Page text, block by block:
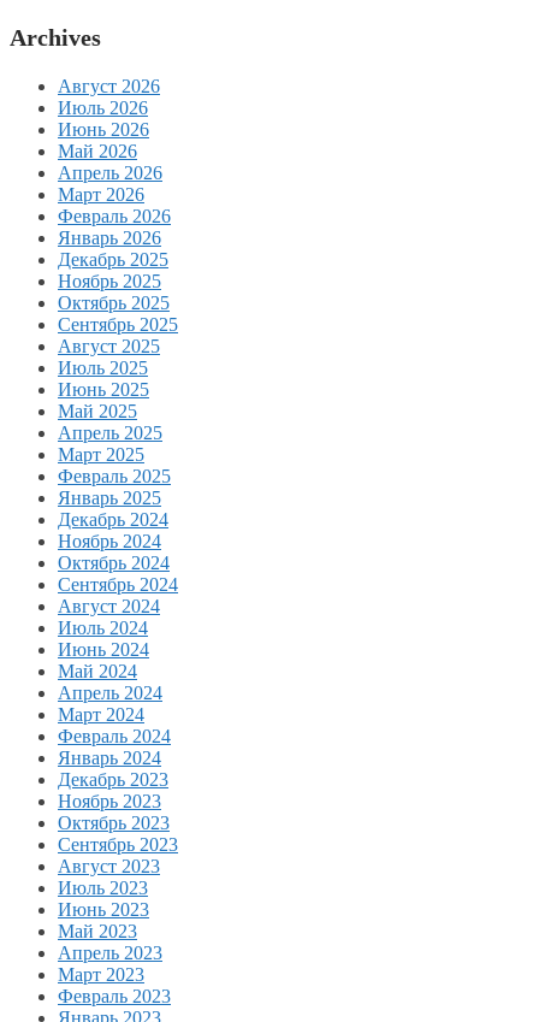
Archives
Август 2026
Июль 2026
Июнь 2026
Май 2026
Апрель 2026
Март 2026
Февраль 2026
Январь 2026
Декабрь 2025
Ноябрь 2025
Октябрь 2025
Сентябрь 2025
Август 2025
Июль 2025
Июнь 2025
Май 2025
Апрель 2025
Март 2025
Февраль 2025
Январь 2025
Декабрь 2024
Ноябрь 2024
Октябрь 2024
Сентябрь 2024
Август 2024
Июль 2024
Июнь 2024
Май 2024
Апрель 2024
Март 2024
Февраль 2024
Январь 2024
Декабрь 2023
Ноябрь 2023
Октябрь 2023
Сентябрь 2023
Август 2023
Июль 2023
Июнь 2023
Май 2023
Апрель 2023
Март 2023
Февраль 2023
Январь 2023